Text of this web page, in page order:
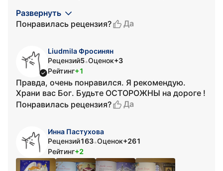
Развернуть
Понравилась рецензия?
Да
Liudmila Фросинян
Рецензий5•Оценок+3
Рейтинг+1
Правда, очень понравился. Я рекомендую.
Храни вас Бог. Будьте ОСТОРОЖНЫ на дороге !
Понравилась рецензия?
Да
Инна Пастухова
Рецензий163•Оценок+261
Рейтинг+2